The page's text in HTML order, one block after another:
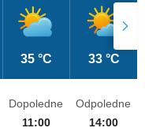
35 °C 33 °C
Dopoledne
11:00
Odpoledne
14:00